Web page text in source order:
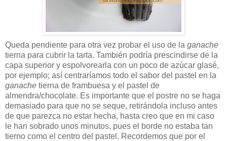
Queda pendiente para otra vez probar el uso de la ganache
tierna para cubrir la tarta. También podría prescindirse de la
capa superior y espolvorearla con un poco de azúcar glasé,
por ejemplo; así centraríamos todo el sabor del pastel en la
ganache tierna de frambuesa y el pastel de
almendra/chocolate. Es importante que el postre no se haga
demasiado para que no se seque, retirándola incluso antes
de que parezca no estar hecha, hasta creo que en mi caso
le han sobrado unos minutos, pues el borde no estaba tan
tierno como el centro del pastel. Recordemos que por el